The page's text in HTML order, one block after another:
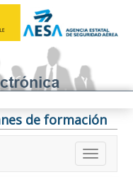
de formación